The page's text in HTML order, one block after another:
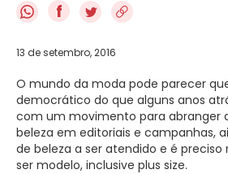
f
13 de setembro, 2016
O mundo da moda pode parecer
democrático do que alguns anos
com um movimento para abranger
beleza em editoriais e campanhas,
de beleza a ser atendido e é
ser modelo, inclusive plus size.